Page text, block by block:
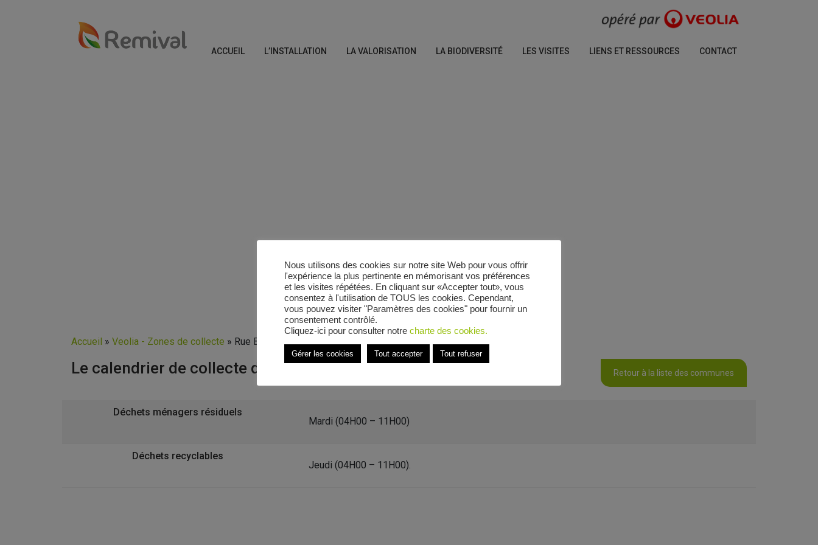
ACCUEIL L’INSTALLATION LA VALORISATION LA BIODIVERSITÉ LES VISITES LIENS ET RESSOURCES CONTACT
Accueil » Veolia - Zones de collecte » Rue Barthelemy Guibal
Le calendrier de collecte de Rue Barthelemy Guibal Retour à la liste des communes
Déchets ménagers résiduels
Mardi (04H00 – 11H00)
Déchets recyclables
Jeudi (04H00 – 11H00).
Nous utilisons des cookies sur notre site Web pour vous offrir
l'expérience la plus pertinente en mémorisant vos préférences
et les visites répétées. En cliquant sur «Accepter tout», vous
consentez à l'utilisation de TOUS les cookies. Cependant,
vous pouvez visiter "Paramètres des cookies" pour fournir un
consentement contrôlé.
Cliquez-ici pour consulter notre charte des cookies.
Gérer les cookies Tout accepter Tout refuser